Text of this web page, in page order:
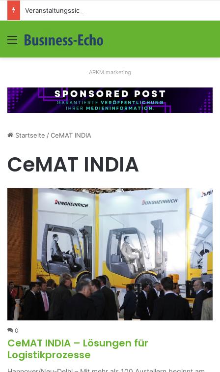
Menü
ARKM.marketing
Startseite /CeMAT INDIA
CeMAT INDIA
0
CeMAT INDIA – Lösungen für
Logistikprozesse